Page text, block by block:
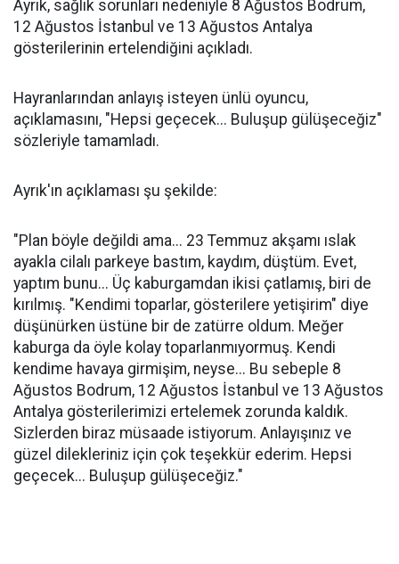
Ayrık, sağlık sorunları nedeniyle 8 Ağustos Bodrum,
12 Ağustos İstanbul ve 13 Ağustos Antalya
gösterilerinin ertelendiğini açıkladı.
Hayranlarından anlayış isteyen ünlü oyuncu,
açıklamasını, "Hepsi geçecek... Buluşup gülüşeceğiz"
sözleriyle tamamladı.
Ayrık'ın açıklaması şu şekilde:
"Plan böyle değildi ama... 23 Temmuz akşamı ıslak
ayakla cilalı parkeye bastım, kaydım, düştüm. Evet,
yaptım bunu... Üç kaburgamdan ikisi çatlamış, biri de
kırılmış. "Kendimi toparlar, gösterilere yetişirim" diye
düşünürken üstüne bir de zatürre oldum. Meğer
kaburga da öyle kolay toparlanmıyormuş. Kendi
kendime havaya girmişim, neyse... Bu sebeple 8
Ağustos Bodrum, 12 Ağustos İstanbul ve 13 Ağustos
Antalya gösterilerimizi ertelemek zorunda kaldık.
Sizlerden biraz müsaade istiyorum. Anlayışınız ve
güzel dilekleriniz için çok teşekkür ederim. Hepsi
geçecek... Buluşup gülüşeceğiz."